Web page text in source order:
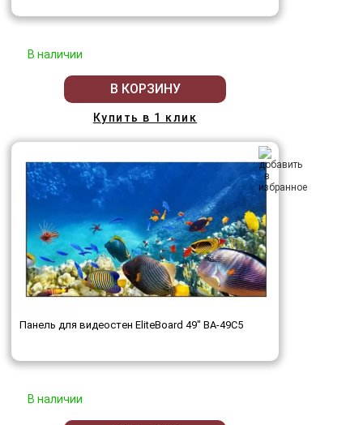
В наличии
В КОРЗИНУ
Купить в 1 клик
Панель для видеостен EliteBoard 49" BA-49C5
В наличии